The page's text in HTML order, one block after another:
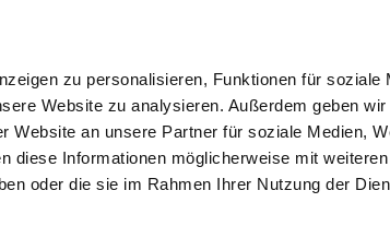
zu personalisieren, Funktionen für soziale
Website zu analysieren. Außerdem geben wir
Website an unsere Partner für soziale Medien,
diese Informationen möglicherweise mit
oder die sie im Rahmen Ihrer Nutzung der
Anfrage